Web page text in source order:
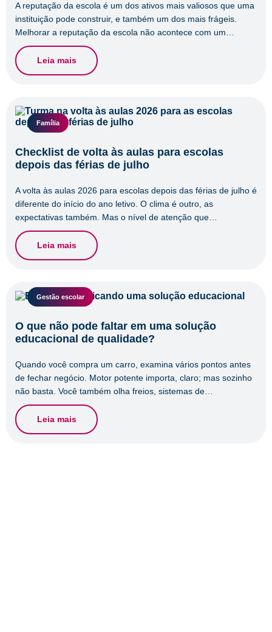
A reputação da escola é um dos ativos mais valiosos que uma
instituição pode construir, e também um dos mais frágeis.
Melhorar a reputação da escola não acontece com um…
Leia mais
Família
Checklist de volta às aulas para escolas
depois das férias de julho
A volta às aulas 2026 para escolas depois das férias de julho é
diferente do início do ano letivo. O clima é outro, as
expectativas também. Mas o nível de atenção que…
Leia mais
Gestão escolar
O que não pode faltar em uma solução
educacional de qualidade?
Quando você compra um carro, examina vários pontos antes
de fechar negócio. Motor potente importa, claro; mas sozinho
não basta. Você também olha freios, sistemas de…
Leia mais